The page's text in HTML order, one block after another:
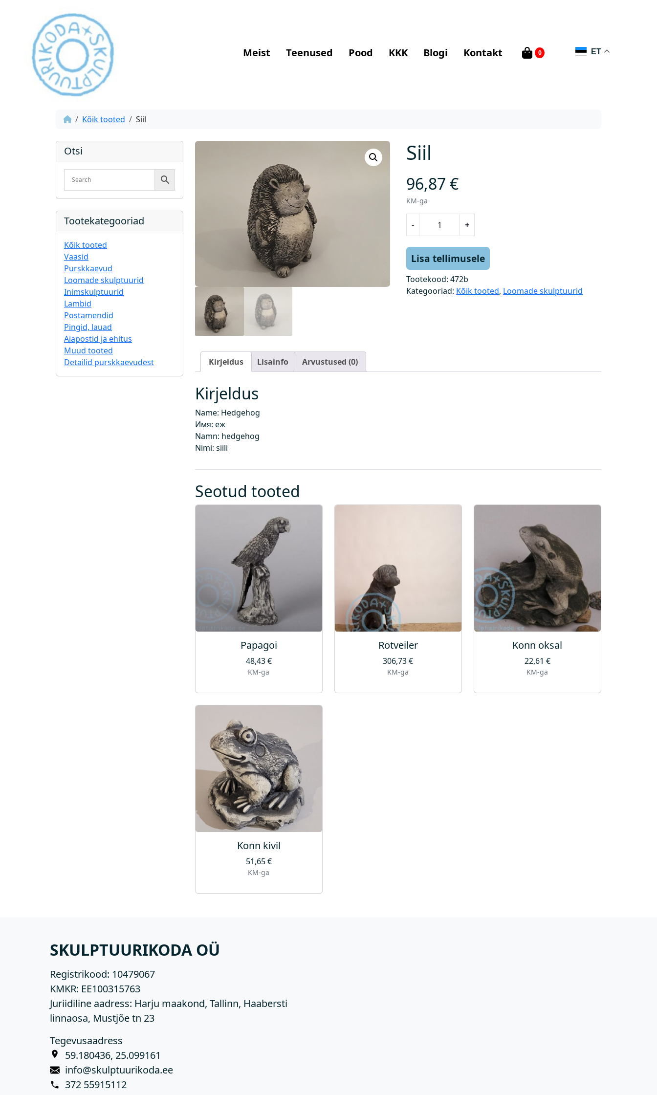
Meist Teenused Pood KKK Blogi Kontakt 0 ET
Kõik tooted Siil
Otsi
Tootekategooriad
Kõik tooted
Vaasid
Purskkaevud
Loomade skulptuurid
Inimskulptuurid
Lambid
Postamendid
Pingid, lauad
Aiapostid ja ehitus
Muud tooted
Detailid purskkaevudest
Siil
96,87€
KM-ga
-
k
o
g
+
Lisa tellimusele
Tootekood:472b
Kategooriad: Kõik tooted, Loomade skulptuurid
Kirjeldus Lisainfo Arvustused (0)
Kirjeldus
Name: Hedgehog
Имя: еж
Namn: hedgehog
Nimi: siili
Seotud tooted
Papagoi
48,43€
KM-ga
Rotveiler
306,73€
KM-ga
Konn oksal
22,61 €
KM-ga
Konn kivil
51,65€
KM-ga
SKULPTUURIKODA OÜ
Registrikood: 10479067
KMKR: EE100315763
Juriidiline aadress: Harju maakond, Tallinn, Haabersti
linnaosa, Mustjõe tn 23
Tegevusaadress
59.180436, 25.099161
info@skulptuurikoda.ee
372 55915112